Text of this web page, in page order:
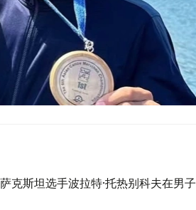
克斯坦选手波拉特·托热别科夫在男子